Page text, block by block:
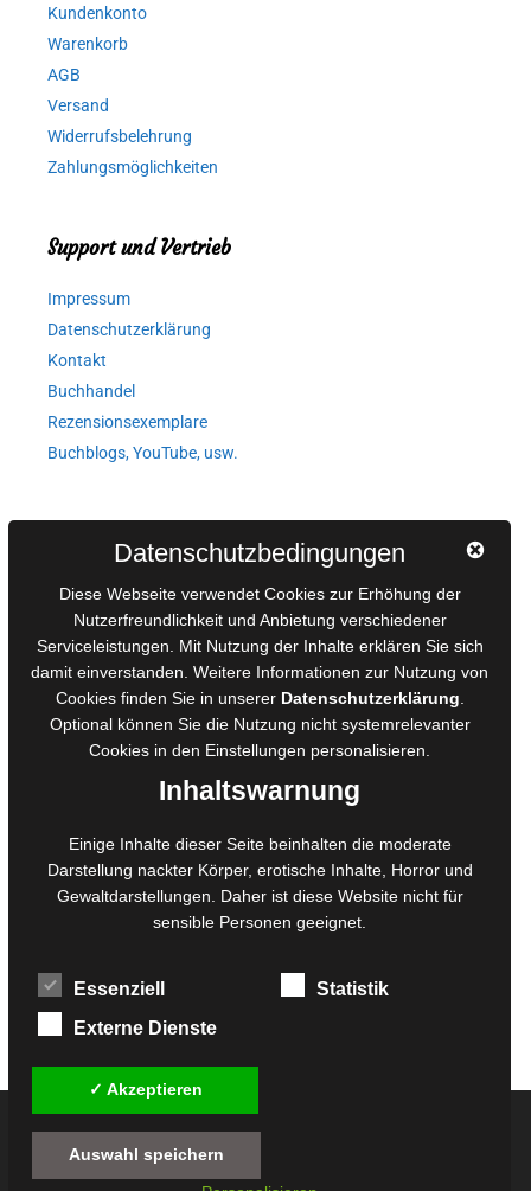
Kundenkonto
Warenkorb
AGB
Versand
Widerrufsbelehrung
Zahlungsmöglichkeiten
Support und Vertrieb
Impressum
Datenschutzerklärung
Kontakt
Buchhandel
Rezensionsexemplare
Buchblogs, YouTube, usw.
AGB für Medienprojekte
Online-Artikel
Manuskripte einreichen
Ausschreibungen
Belegexemplare
Eigenbedarfsexemplare
Foto- und Bildbearbeitung
Fotorestauration
Creative Artwork
MPS Fotografie
WordPress Support
Alle Preise inkl. der gesetzlichen MwSt. - Die durchgestrichenen Preise entsprechen
Datenschutzbedingungen
Diese Webseite verwendet Cookies zur Erhöhung der
Nutzerfreundlichkeit und Anbietung verschiedener
Serviceleistungen. Mit Nutzung der Inhalte erklären Sie sich
damit einverstanden. Weitere Informationen zur Nutzung von
Cookies finden Sie in unserer Datenschutzerklärung
Optional können Sie die Nutzung nicht systemrelevanter
Cookies in den Einstellungen personalisieren.
Inhaltswarnung
Einige Inhalte dieser Seite beinhalten die moderate
Darstellung nackter Körper, erotische Inhalte, Horror und
Gewaltdarstellungen. Daher ist diese Website nicht für
sensible Personen geeignet.
Essenziell
Statistik
Externe Dienste
✓ Akzeptieren
Auswahl speichern